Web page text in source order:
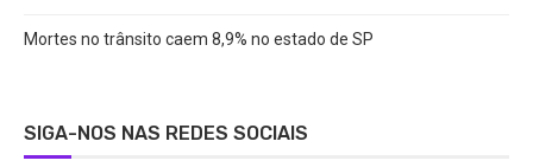
Mortes no trânsito caem 8,9% no estado de SP
SIGA-NOS NAS REDES SOCIAIS